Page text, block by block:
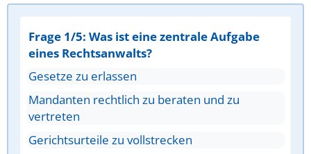
Frage 1/5: Was ist eine zentrale Aufgabe
eines Rechtsanwalts?
Gesetze zu erlassen
Mandanten rechtlich zu beraten und zu
vertreten
Gerichtsurteile zu vollstrecken